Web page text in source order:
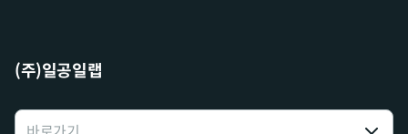
(주)일공일랩